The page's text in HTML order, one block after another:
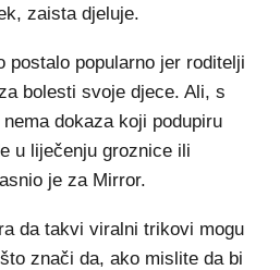
zaista djeluje.
postalo popularno jer roditelji
bolesti svoje djece. Ali, s
dokaza koji podupiru
u liječenju groznice ili
je za Mirror.
da takvi viralni trikovi mogu
znači da, ako mislite da bi